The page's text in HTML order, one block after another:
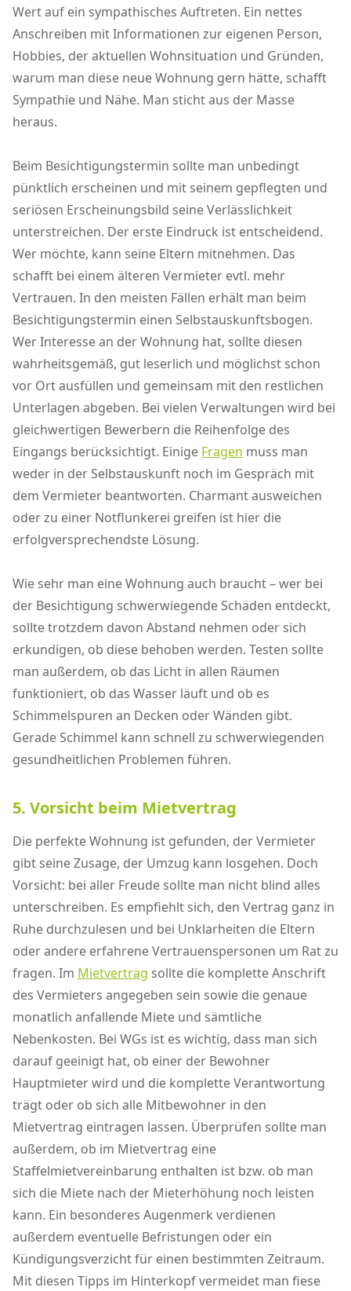
Wert auf ein sympathisches Auftreten. Ein nettes
Anschreiben mit Informationen zur eigenen Person,
Hobbies, der aktuellen Wohnsituation und Gründen,
warum man diese neue Wohnung gern hätte, schafft
Sympathie und Nähe. Man sticht aus der Masse
heraus.
Beim Besichtigungstermin sollte man unbedingt
pünktlich erscheinen und mit seinem gepflegten und
seriösen Erscheinungsbild seine Verlässlichkeit
unterstreichen. Der erste Eindruck ist entscheidend.
Wer möchte, kann seine Eltern mitnehmen. Das
schafft bei einem älteren Vermieter evtl. mehr
Vertrauen. In den meisten Fällen erhält man beim
Besichtigungstermin einen Selbstauskunftsbogen.
Wer Interesse an der Wohnung hat, sollte diesen
wahrheitsgemäß, gut leserlich und möglichst schon
vor Ort ausfüllen und gemeinsam mit den restlichen
Unterlagen abgeben. Bei vielen Verwaltungen wird bei
gleichwertigen Bewerbern die Reihenfolge des
Eingangs berücksichtigt. Einige Fragen muss man
weder in der Selbstauskunft noch im Gespräch mit
dem Vermieter beantworten. Charmant ausweichen
oder zu einer Notflunkerei greifen ist hier die
erfolgversprechendste Lösung.
Wie sehr man eine Wohnung auch braucht – wer bei
der Besichtigung schwerwiegende Schäden entdeckt,
sollte trotzdem davon Abstand nehmen oder sich
erkundigen, ob diese behoben werden. Testen sollte
man außerdem, ob das Licht in allen Räumen
funktioniert, ob das Wasser läuft und ob es
Schimmelspuren an Decken oder Wänden gibt.
Gerade Schimmel kann schnell zu schwerwiegenden
gesundheitlichen Problemen führen.
5. Vorsicht beim Mietvertrag
Die perfekte Wohnung ist gefunden, der Vermieter
gibt seine Zusage, der Umzug kann losgehen. Doch
Vorsicht: bei aller Freude sollte man nicht blind alles
unterschreiben. Es empfiehlt sich, den Vertrag ganz in
Ruhe durchzulesen und bei Unklarheiten die Eltern
oder andere erfahrene Vertrauenspersonen um Rat zu
fragen. Im Mietvertrag sollte die komplette Anschrift
des Vermieters angegeben sein sowie die genaue
monatlich anfallende Miete und sämtliche
Nebenkosten. Bei WGs ist es wichtig, dass man sich
darauf geeinigt hat, ob einer der Bewohner
Hauptmieter wird und die komplette Verantwortung
trägt oder ob sich alle Mitbewohner in den
Mietvertrag eintragen lassen. Überprüfen sollte man
außerdem, ob im Mietvertrag eine
Staffelmietvereinbarung enthalten ist bzw. ob man
sich die Miete nach der Mieterhöhung noch leisten
kann. Ein besonderes Augenmerk verdienen
außerdem eventuelle Befristungen oder ein
Kündigungsverzicht für einen bestimmten Zeitraum.
Mit diesen Tipps im Hinterkopf vermeidet man fiese